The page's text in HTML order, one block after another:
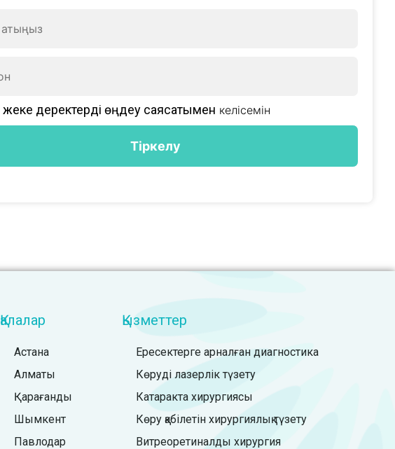
жеке деректерді өңдеу саясатымен келісемін
Қалалар
Астана
Алматы
Қарағанды
Шымкент
Павлодар
Қызметтер
Ересектерге арналған диагностика
Көруді лазерлік түзету
Катаракта хирургиясы
Көру қабілетін хирургиялық түзету
Витреоретиналды хирургия